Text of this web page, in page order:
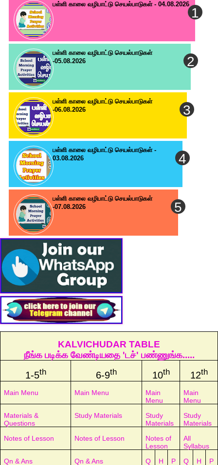
பள்ளி காலை வழிபாட்டு செயல்பாடுகள் - 04.08.2026
பள்ளி காலை வழிபாட்டு செயல்பாடுகள்
-05.08.2026
பள்ளி காலை வழிபாட்டு செயல்பாடுகள்
-06.08.2026
பள்ளி காலை வழிபாட்டு செயல்பாடுகள் -
03.08.2026
பள்ளி காலை வழிபாட்டு செயல்பாடுகள்
-07.08.2026
KALVICHUDAR TABLE
நீங்க படிக்க வேண்டியதை 'டச்' பண்ணுங்க.....
1-5th 6-9th 10th 12th
Main Menu Main Menu
Main
Menu
Main
Menu
Materials &
Questions
Study Materials
Study
Materials
Study
Materials
Notes of Lesson
Notes of Lesson
Notes of
Lesson
All
Syllabus
Qn & Ans
Qn & Ans
Q
H
P
Q H P